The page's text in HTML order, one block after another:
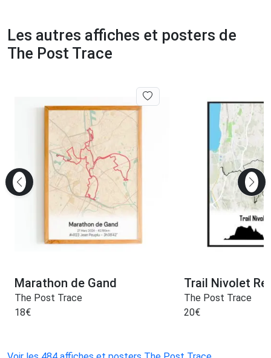
Les autres affiches et posters de
The Post Trace
Marathon de Gand
The Post Trace
18€
Trail Nivolet
The Post Trace
20€